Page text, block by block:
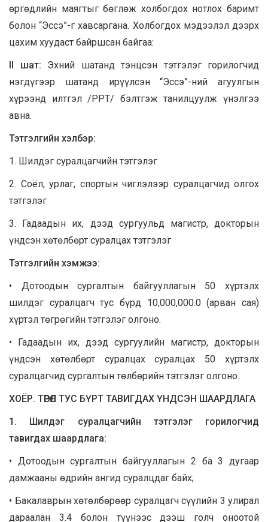
өргөдлийн маягтыг бөглөж холбогдох нотлох баримт
болон “Эссэ”-г хавсаргана. Холбогдох мэдээлэл дээрх
цахим хуудаст байршсан байгаа:
II шат: Эхний шатанд тэнцсэн тэтгэлэг горилогчид
нэгдүгээр шатанд ирүүлсэн “Эссэ”-ний агуулгын
хүрээнд илтгэл /PPT/ бэлтгэж танилцуулж үнэлгээ
авна.
Тэтгэлгийн хэлбэр:
1. Шилдэг суралцагчийн тэтгэлэг
2. Соёл, урлаг, спортын чиглэлээр суралцагчид олгох
тэтгэлэг
3. Гадаадын их, дээд сургуульд магистр, докторын
үндсэн хөтөлбөрт суралцах тэтгэлэг
Тэтгэлгийн хэмжээ:
• Дотоодын сургалтын байгууллагын 50 хүртэлх
шилдэг суралцагч тус бүрд 10,000,000.0 (арван сая)
хүртэл төгрөгийн тэтгэлэг олгоно.
• Гадаадын их, дээд сургуулийн магистр, докторын
үндсэн хөтөлбөрт суралцах суралцах 50 хүртэлх
суралцагчид сургалтын төлбөрийн тэтгэлэг олгоно.
ХОЁР. ТӨРӨЛ ТУС БҮРТ ТАВИГДАХ ҮНДСЭН ШААРДЛАГА
1. Шилдэг суралцагчийн тэтгэлэг горилогчид
тавигдах шаардлага:
• Дотоодын сургалтын байгууллагын 2 ба 3 дугаар
дамжааны өдрийн ангид суралцдаг байх;
• Бакалаврын хөтөлбөрөөр суралцагч сүүлийн 3 улирал
дараалан 3.4 болон түүнээс дээш голч оноотой